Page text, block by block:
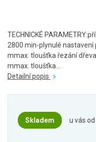
TECHNICKÉ
2800 min-plynulé nastavení
mmax. tloušťka řezání
mmax. tloušťka...
Detailní popis
Skladem u vás od